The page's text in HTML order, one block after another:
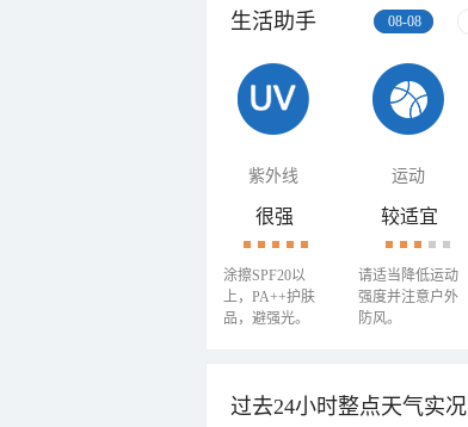
生活助手 08-08
紫外线 运动
很强
涂擦SPF20以
上，PA++护肤
品，避强光。
较适宜
请适当降低运动
强度并注意户外
防风。
过去24小时整点天气实况